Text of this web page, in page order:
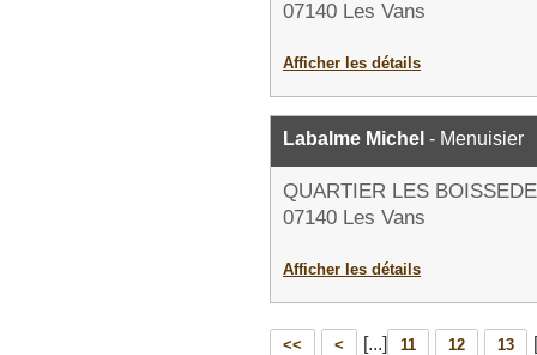
07140 Les Vans
Afficher les détails
Labalme Michel - Menuisier
QUARTIER LES
07140 Les Vans
Afficher les détails
<< < [...] 11 12 13